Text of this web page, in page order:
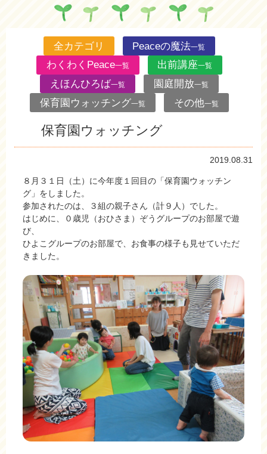
全カテゴリ Peaceの魔法一覧
わくわくPeace一覧 出前講座一覧
えほんひろば一覧 園庭開放一覧
保育園ウォッチング一覧 その他一覧
保育園ウォッチング
2019.08.31
８月３１日（土）に今年度１回目の「保育園ウォッチン
グ」をしました。
参加されたのは、３組の親子さん（計９人）でした。
はじめに、０歳児（おひさま）ぞうグループのお部屋で遊
び、
ひよこグループのお部屋で、お食事の様子も見せていただ
きました。